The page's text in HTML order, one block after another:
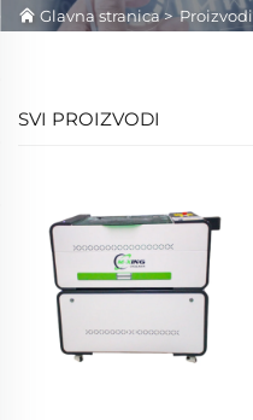
Glavna stranica>Proizvodi
SVI PROIZVODI